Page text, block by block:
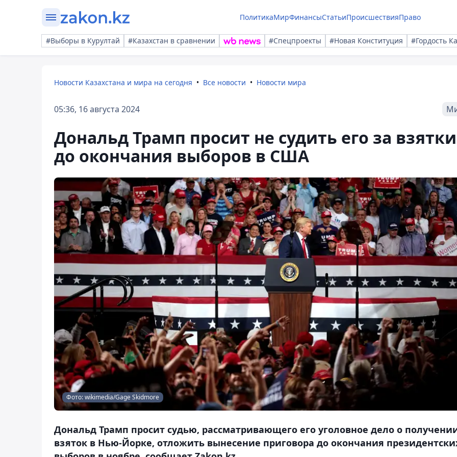
ПолитикаМирФинансыСтатьиПроисшествияПраво
#Выборы в Курултай #Казахстан в сравнении #Спецпроекты #Новая Конституция #Гордость
Новости Казахстана и мира на сегодня Все новости Новости мира
05:36, 16 августа 2024
Дональд Трамп просит не судить его за взятки
до окончания выборов в США
Фото: wikimedia/Gage Skidmore
Дональд Трамп просит судью, рассматривающего его уголовное дело о
взяток в Нью-Йорке, отложить вынесение приговора до окончания